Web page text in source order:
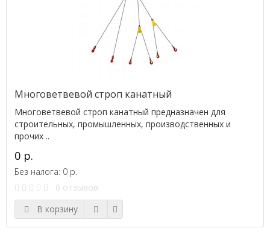
Многоветвевой строп канатный
Многоветвевой строп канатный предназначен для
строительных, промышленных, производственных и
прочих ..
0 р.
Без налога: 0 р.
0 отзывов
В корзину